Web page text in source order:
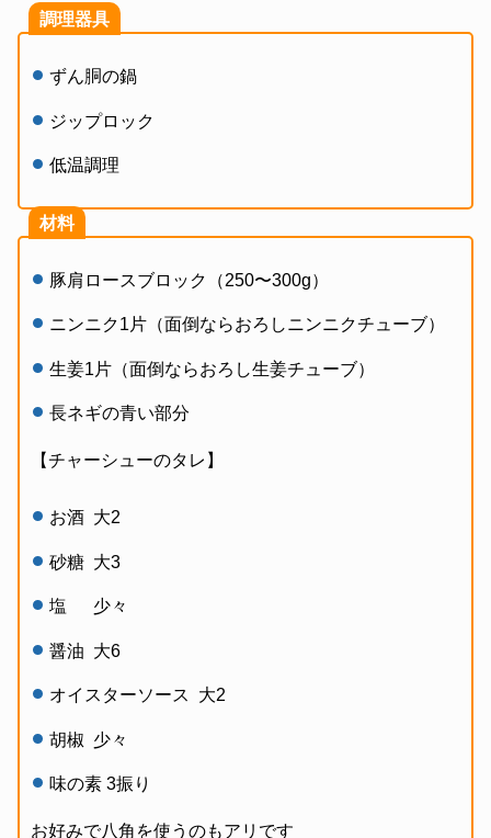
調理器具
ずん胴の鍋
ジップロック
低温調理
材料
豚肩ロースブロック（250〜300g）
ニンニク1片（面倒ならおろしニンニクチューブ）
生姜1片（面倒ならおろし生姜チューブ）
長ネギの青い部分
【チャーシューのタレ】
お酒 大2
砂糖 大3
塩 少々
醤油 大6
オイスターソース 大2
胡椒 少々
味の素 3振り
お好みで八角を使うのもアリです